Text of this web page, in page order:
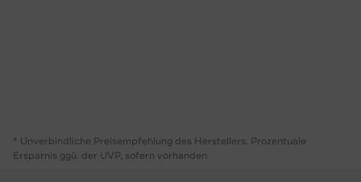
* Unverbindliche Preisempfehlung des Herstellers. Prozentuale
Ersparnis ggü. der UVP, sofern vorhanden